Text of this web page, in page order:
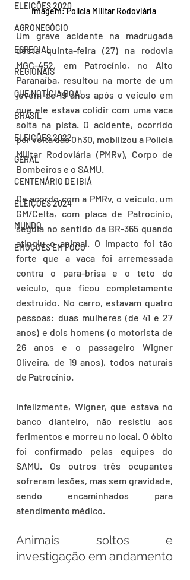
ELEIÇÕES 2020
AGRONEGÓCIO
ESPECIAL
REGIONAIS
QUE NOTÍCIA BOA!
BRASIL
ELEIÇÕES 2022
GERAL
CENTENÁRIO DE IBIÁ
ELEIÇÕES 2024
MUNDO
EMOÇÕES EM FOCO
Imagem: Polícia Militar Rodoviária
Um grave acidente na madrugada
desta quinta-feira (27) na rodovia
MGC-452, em Patrocínio, no Alto
Paranaíba, resultou na morte de um
jovem de 19 anos após o veículo em
que ele estava colidir com uma vaca
solta na pista. O acidente, ocorrido
por volta das 0h30, mobilizou a Polícia
Militar Rodoviária (PMRv), Corpo de
Bombeiros e o SAMU.
De acordo com a PMRv, o veículo, um
GM/Celta, com placa de Patrocínio,
seguia no sentido da BR-365 quando
atingiu o animal. O impacto foi tão
forte que a vaca foi arremessada
contra o para-brisa e o teto do
veículo, que ficou completamente
destruído. No carro, estavam quatro
pessoas: duas mulheres (de 41 e 27
anos) e dois homens (o motorista de
26 anos e o passageiro Wigner
Oliveira, de 19 anos), todos naturais
de Patrocínio.
Infelizmente, Wigner, que estava no
banco dianteiro, não resistiu aos
ferimentos e morreu no local. O óbito
foi confirmado pelas equipes do
SAMU. Os outros três ocupantes
sofreram lesões, mas sem gravidade,
sendo encaminhados para
atendimento médico.
Animais soltos e
investigação em andamento